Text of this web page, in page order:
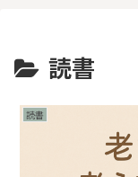
読書
読書